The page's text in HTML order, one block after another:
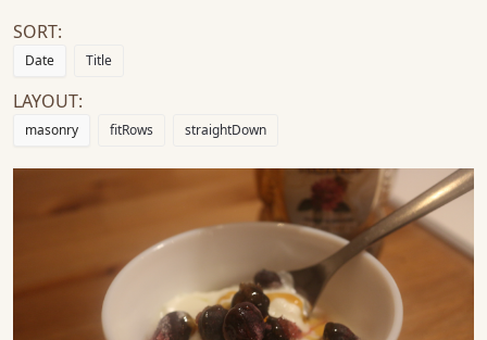
SORT:
Date Title
LAYOUT:
masonry fitRows straightDown
厨房里的时光哲学：一笼萝卜糕教会我
的事